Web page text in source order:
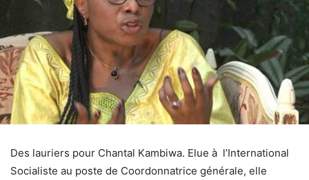
Des lauriers pour Chantal Kambiwa. Elue à l’International
Socialiste au poste de Coordonnatrice générale, elle